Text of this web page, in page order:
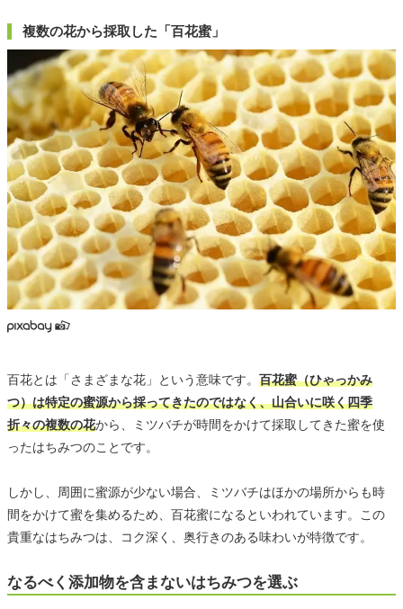
複数の花から採取した「百花蜜」
百花とは「さまざまな花」という意味です。 百花蜜（ひゃっかみ
つ）は特定の蜜源から採ってきたのではなく、山合いに咲く四季
折々の複数の花から、ミツバチが時間をかけて採取してきた蜜を使
ったはちみつのことです。
しかし、周囲に蜜源が少ない場合、ミツバチはほかの場所からも時
間をかけて蜜を集めるため、百花蜜になるといわれています。この
貴重なはちみつは、コク深く、奥行きのある味わいが特徴です。
なるべく添加物を含まないはちみつを選ぶ